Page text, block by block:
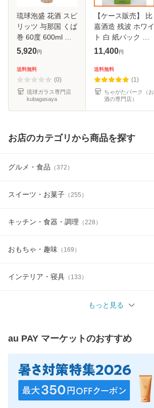
琉球泡盛 花酒 スピ
リッツ 与那国 くば
巻 60度 600ml 崎
元酒造所 焼酎 沖縄
5,920円
送料無料
(0)
琉球ガラス専門店
kubagasaya
【ケース販売】 比
嘉酒造 残波 ホワイ
ト 白 紙パック 泡
盛 25度 1800ml×6
11,400円
送料無料
(1)
ちゃがたパーク（お
酒の専門店）
お店のカテゴリから商品を探す
グルメ・食品 （372 ）
スイーツ・お菓子 （255 ）
キッチン・食器・調理 （228 ）
おもちゃ・趣味 （ 169 ）
インテリア・寝具 （ 133 ）
もっと見る
au PAY マーケットのおすすめ